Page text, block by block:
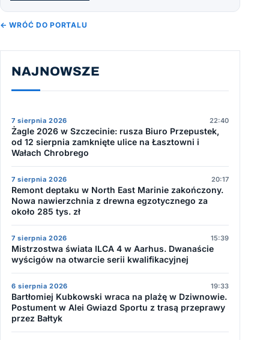
← WRÓĆ DO PORTALU
NAJNOWSZE
7 sierpnia 2026 22:40
Żagle 2026 w Szczecinie: rusza Biuro Przepustek,
od 12 sierpnia zamknięte ulice na Łasztowni i
Wałach Chrobrego
7 sierpnia 2026 20:17
Remont deptaku w North East Marinie zakończony.
Nowa nawierzchnia z drewna egzotycznego za
około 285 tys. zł
7 sierpnia 2026 15:39
Mistrzostwa świata ILCA 4 w Aarhus. Dwanaście
wyścigów na otwarcie serii kwalifikacyjnej
6 sierpnia 2026 19:33
Bartłomiej Kubkowski wraca na plażę w Dziwnowie.
Postument w Alei Gwiazd Sportu z trasą przeprawy
przez Bałtyk